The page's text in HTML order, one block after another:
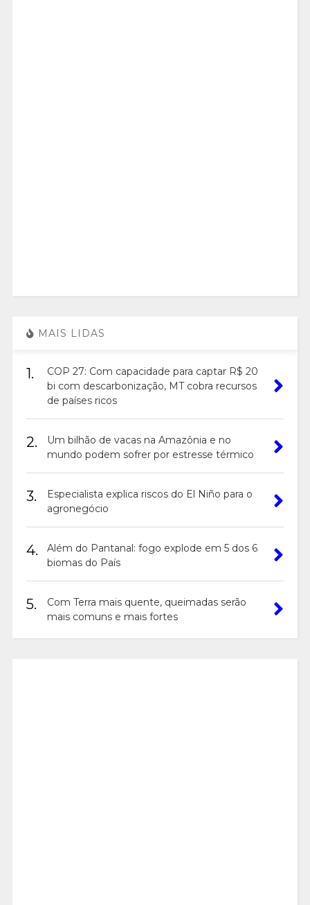
MAIS LIDAS
1.
COP 27: Com capacidade para captar R$ 20
bi com descarbonização, MT cobra recursos
de países ricos
2.
Um bilhão de vacas na Amazônia e no
mundo podem sofrer por estresse térmico
3.
Especialista explica riscos do El Niño para o
agronegócio
4.
Além do Pantanal: fogo explode em 5 dos 6
biomas do País
5.
Com Terra mais quente, queimadas serão
mais comuns e mais fortes